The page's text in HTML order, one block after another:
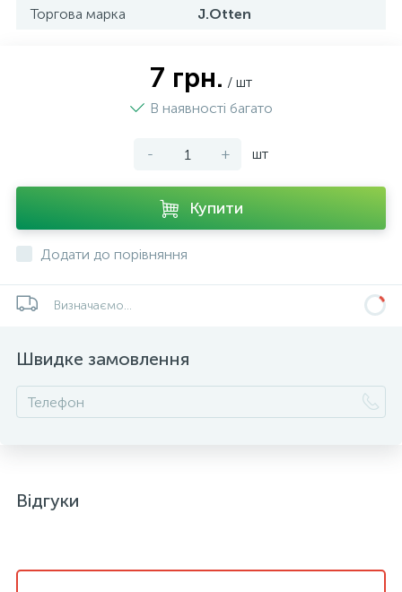
Торгова марка
J.Otten
7 грн. / шт
В наявності багато
- + шт
Купити
Додати до порівняння
Визначаємо...
Швидке замовлення
Відгуки